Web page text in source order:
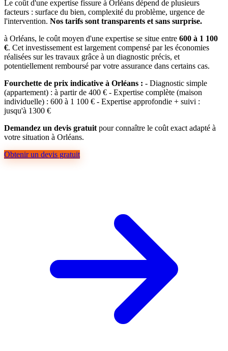
Le coût d'une expertise fissure à Orléans dépend de plusieurs
facteurs : surface du bien, complexité du problème, urgence de
l'intervention. Nos tarifs sont transparents et sans surprise.
à Orléans, le coût moyen d'une expertise se situe entre 600 à 1 100
€. Cet investissement est largement compensé par les économies
réalisées sur les travaux grâce à un diagnostic précis, et
potentiellement remboursé par votre assurance dans certains cas.
Fourchette de prix indicative à Orléans : - Diagnostic simple
(appartement) : à partir de 400 € - Expertise complète (maison
individuelle) : 600 à 1 100 € - Expertise approfondie + suivi :
jusqu'à 1300 €
Demandez un devis gratuit pour connaître le coût exact adapté à
votre situation à Orléans.
Obtenir un devis gratuit